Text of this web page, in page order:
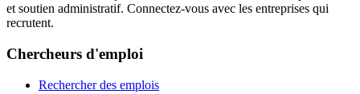
et soutien administratif. Connectez-vous avec les entreprises qui
recrutent.
Chercheurs d'emploi
Rechercher des emplois